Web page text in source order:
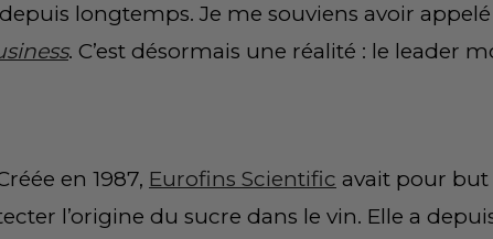
longtemps. Je me souviens avoir
. C’est désormais une réalité : le leader
en 1987, Eurofins Scientific avait pour but
l’origine du sucre dans le vin. Elle a